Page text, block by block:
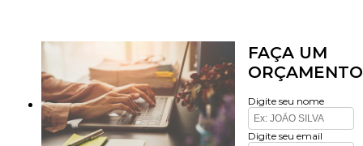
FAÇA UM
ORÇAMENTO
Digite seu nome
Digite seu email